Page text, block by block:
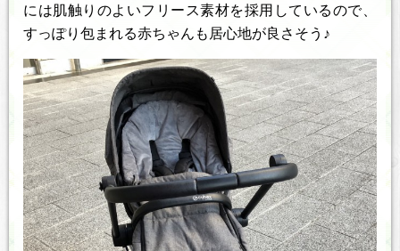
には肌触りのよいフリース素材を採用しているので、
すっぽり包まれる赤ちゃんも居心地が良さそう♪